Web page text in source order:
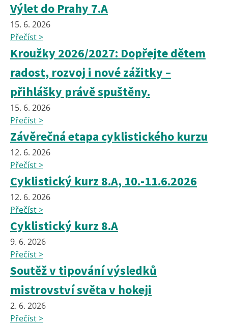
Výlet do Prahy 7.A
15. 6. 2026
Přečíst >
Kroužky 2026/2027: Dopřejte dětem
radost, rozvoj i nové zážitky –
přihlášky právě spuštěny.
15. 6. 2026
Přečíst >
Závěrečná etapa cyklistického kurzu
12. 6. 2026
Přečíst >
Cyklistický kurz 8.A, 10.-11.6.2026
12. 6. 2026
Přečíst >
Cyklistický kurz 8.A
9. 6. 2026
Přečíst >
Soutěž v tipování výsledků
mistrovství světa v hokeji
2. 6. 2026
Přečíst >